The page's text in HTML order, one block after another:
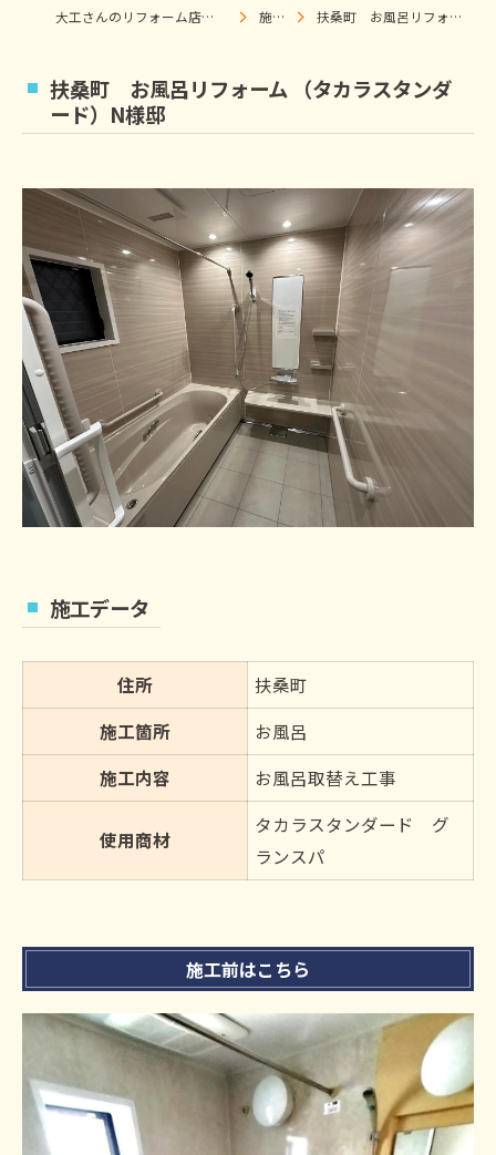
大工さんのリフォーム店｜株式会社ウィズホーム｜扶桑・犬山 施工事例 扶桑町 お風呂リフォーム （タカラスタンダード）N様邸
扶桑町 お風呂リフォーム （タカラスタンダ
ード）N様邸
施工データ
住所
扶桑町
施工箇所
お風呂
施工内容
お風呂取替え工事
使用商材
タカラスタンダード グ
ランスパ
施工前はこちら